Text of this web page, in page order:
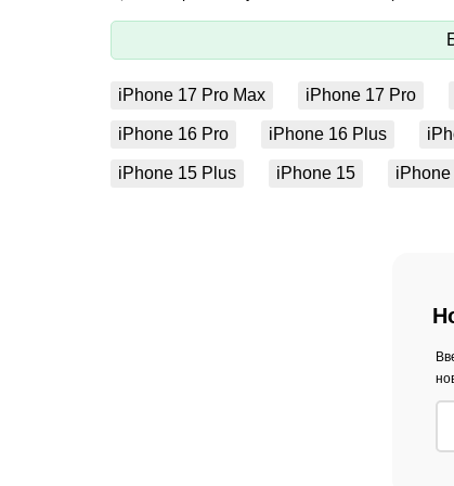
iPhone 17 Pro Max iPhone 17 Pro
iPhone 16 Pro iPhone 16 Plus
iPhone 15 Plus iPhone 15 iPhone